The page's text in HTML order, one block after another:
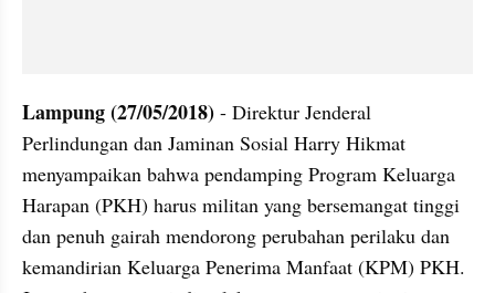
Lampung (27/05/2018) - Direktur Jenderal
Perlindungan dan Jaminan Sosial Harry Hikmat
menyampaikan bahwa pendamping Program Keluarga
Harapan (PKH) harus militan yang bersemangat tinggi
dan penuh gairah mendorong perubahan perilaku dan
kemandirian Keluarga Penerima Manfaat (KPM) PKH.